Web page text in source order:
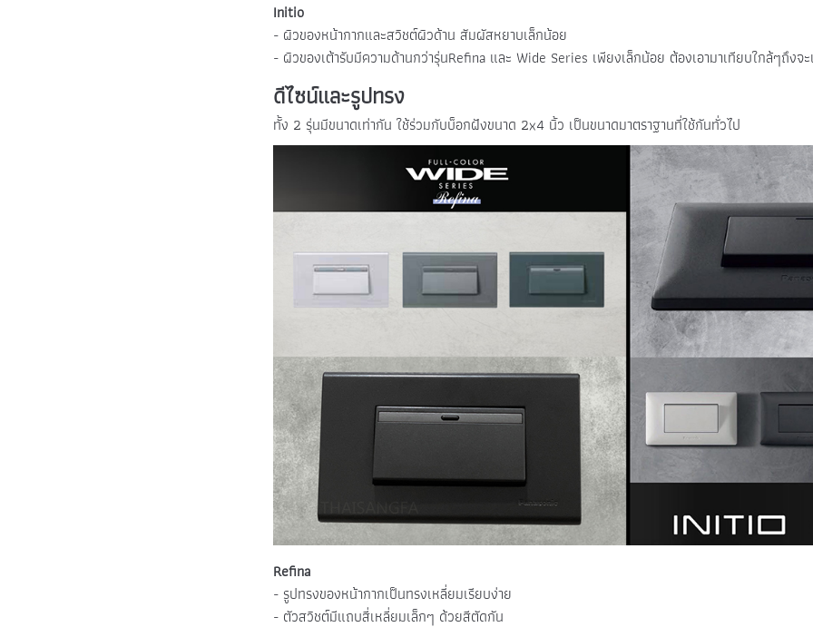
Initio
- ผิวของหน้ากากและสวิชต์ผิวด้าน สัมผัสหยาบเล็กน้อย
- ผิวของเต้ารับมีความด้านกว่ารุ่นRefina และ Wide Series เพียงเล็กน้อย ต้องเอามาเทียบใกล้ๆถึงจ
ดีไซน์และรูปทรง
ทั้ง 2 รุ่นมีขนาดเท่ากัน ใช้ร่วมกับบ็อกฝังขนาด 2x4 นิ้ว เป็นขนาดมาตราฐานที่ใช้กันทั่วไป
Refina
- รูปทรงของหน้ากากเป็นทรงเหลี่ยมเรียบง่าย
- ตัวสวิชต์มีแถบสี่เหลี่ยมเล็กๆ ด้วยสีตัดกัน